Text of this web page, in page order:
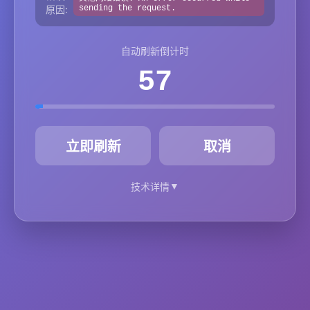
原因:
sending the request.
自动刷新倒计时
57
立即刷新 取消
技术详情▼